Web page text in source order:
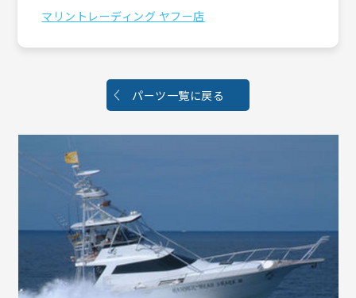
マリントレーディング ヤフー店
パーツ一覧に戻る